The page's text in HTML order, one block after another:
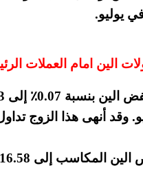
يوليو.
الين امام العملات
وقد أنهى هذا الزوج تداول يوم